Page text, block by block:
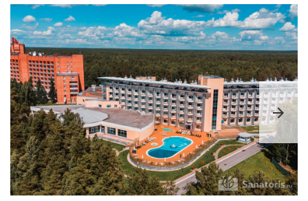
arrow_forward